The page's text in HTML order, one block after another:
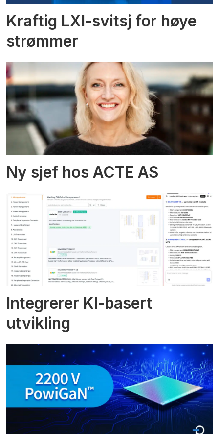
Kraftig LXI-svitsj for høye
strømmer
Ny sjef hos ACTE AS
Integrerer KI-basert
utvikling